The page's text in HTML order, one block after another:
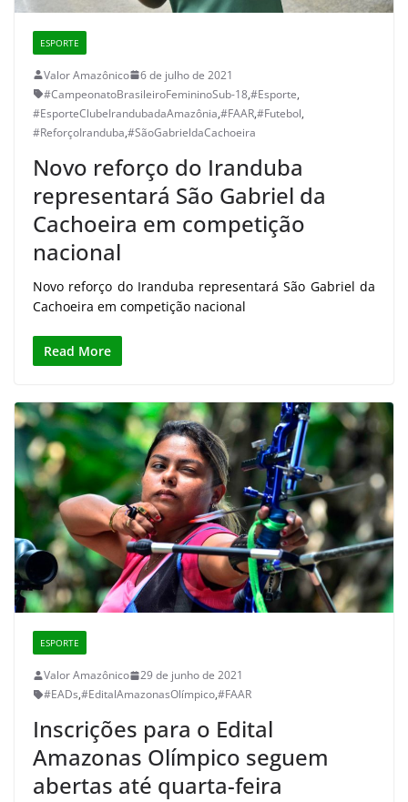
ESPORTE
Valor Amazônico
6 de julho de 2021
#CampeonatoBrasileiroFemininoSub-18,#Esporte,
#EsporteClubeIrandubadaAmazônia,#FAAR,#Futebol,
#ReforçoIranduba,#SãoGabrieldaCachoeira
Novo reforço do Iranduba
representará São Gabriel da
Cachoeira em competição
nacional
Novo reforço do Iranduba representará São Gabriel da
Cachoeira em competição nacional
Read More
ESPORTE
Valor Amazônico
29 de junho de 2021
#EADs,#EditalAmazonasOlímpico,#FAAR
Inscrições para o Edital
Amazonas Olímpico seguem
abertas até quarta-feira